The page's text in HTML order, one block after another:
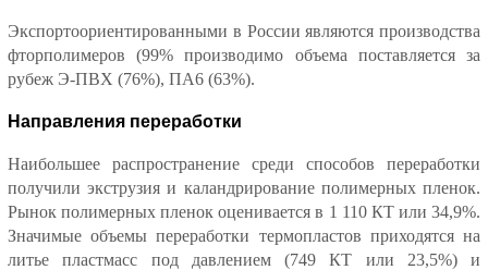
Экспортоориентированными в России являются производства
фторполимеров (99% производимо объема поставляется за
рубеж Э-ПВХ (76%), ПА6 (63%).
Направления переработки
Наибольшее распространение среди способов переработки
получили экструзия и каландрирование полимерных пленок.
Рынок полимерных пленок оценивается в 1 110 КТ или 34,9%.
Значимые объемы переработки термопластов приходятся на
литье пластмасс под давлением (749 КТ или 23,5%) и